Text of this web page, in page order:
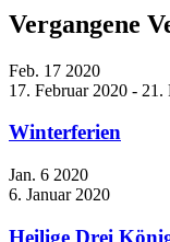
Vergangene
Feb. 17 2020
17. Februar 2020 - 21.
Winterferien
Jan. 6 2020
6. Januar 2020
Heilige Drei